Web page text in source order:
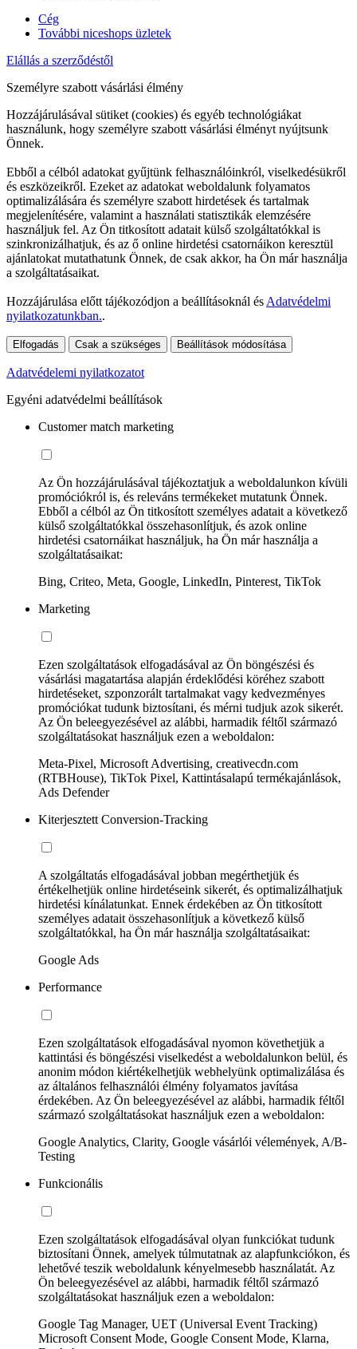
Cég
További niceshops üzletek
Elállás a szerződéstől
Személyre szabott vásárlási élmény
Hozzájárulásával sütiket (cookies) és egyéb technológiákat
használunk, hogy személyre szabott vásárlási élményt nyújtsunk
Önnek.
Ebből a célból adatokat gyűjtünk felhasználóinkról, viselkedésükről
és eszközeikről. Ezeket az adatokat weboldalunk folyamatos
optimalizálására és személyre szabott hirdetések és tartalmak
megjelenítésére, valamint a használati statisztikák elemzésére
használjuk fel. Az Ön titkosított adatait külső szolgáltatókkal is
szinkronizálhatjuk, és az ő online hirdetési csatornáikon keresztül
ajánlatokat mutathatunk Önnek, de csak akkor, ha Ön már használja
a szolgáltatásaikat.
Hozzájárulása előtt tájékozódjon a beállításoknál és Adatvédelmi
nyilatkozatunkban..
Elfogadás Csak a szükséges Beállítások módosítása
Adatvédelemi nyilatkozatot
Egyéni adatvédelmi beállítások
Customer match marketing
Az Ön hozzájárulásával tájékoztatjuk a weboldalunkon kívüli
promóciókról is, és releváns termékeket mutatunk Önnek.
Ebből a célból az Ön titkosított személyes adatait a következő
külső szolgáltatókkal összehasonlítjuk, és azok online
hirdetési csatornáikat használjuk, ha Ön már használja a
szolgáltatásaikat:
Bing, Criteo, Meta, Google, LinkedIn, Pinterest, TikTok
Marketing
Ezen szolgáltatások elfogadásával az Ön böngészési és
vásárlási magatartása alapján érdeklődési köréhez szabott
hirdetéseket, szponzorált tartalmakat vagy kedvezményes
promóciókat tudunk biztosítani, és mérni tudjuk azok sikerét.
Az Ön beleegyezésével az alábbi, harmadik féltől származó
szolgáltatásokat használjuk ezen a weboldalon:
Meta-Pixel, Microsoft Advertising, creativecdn.com
(RTBHouse), TikTok Pixel, Kattintásalapú termékajánlások,
Ads Defender
Kiterjesztett Conversion-Tracking
A szolgáltatás elfogadásával jobban megérthetjük és
értékelhetjük online hirdetéseink sikerét, és optimalizálhatjuk
hirdetési kínálatunkat. Ennek érdekében az Ön titkosított
személyes adatait összehasonlítjuk a következő külső
szolgáltatókkal, ha Ön már használja szolgáltatásaikat:
Google Ads
Performance
Ezen szolgáltatások elfogadásával nyomon követhetjük a
kattintási és böngészési viselkedést a weboldalunkon belül, és
anonim módon kiértékelhetjük webhelyünk optimalizálása és
az általános felhasználói élmény folyamatos javítása
érdekében. Az Ön beleegyezésével az alábbi, harmadik féltől
származó szolgáltatásokat használjuk ezen a weboldalon:
Google Analytics, Clarity, Google vásárlói vélemények, A/B-
Testing
Funkcionális
Ezen szolgáltatások elfogadásával olyan funkciókat tudunk
biztosítani Önnek, amelyek túlmutatnak az alapfunkciókon, és
lehetővé teszik weboldalunk kényelmesebb használatát. Az
Ön beleegyezésével az alábbi, harmadik féltől származó
szolgáltatásokat használjuk ezen a weboldalon:
Google Tag Manager, UET (Universal Event Tracking)
Microsoft Consent Mode, Google Consent Mode, Klarna,